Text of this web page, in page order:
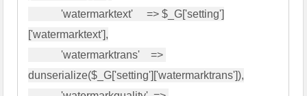
            'watermarktext'     => $_G['setting']
['watermarktext'],
            'watermarktrans'    =>
dunserialize($_G['setting']['watermarktrans']),